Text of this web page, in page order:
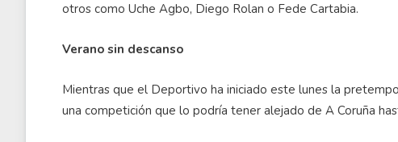
otros como Uche Agbo, Diego Rolan o Fede Cartabia.
Verano sin descanso
Mientras que el Deportivo ha iniciado este lunes la
una competición que lo podría tener alejado de A Coruña